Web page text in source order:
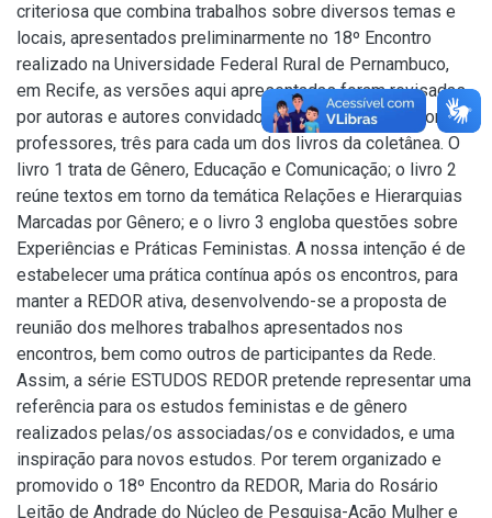
criteriosa que combina trabalhos sobre diversos temas e
locais, apresentados preliminarmente no 18º Encontro
realizado na Universidade Federal Rural de Pernambuco,
em Recife, as versões aqui apresentadas foram revisadas
por autoras e autores convidados e por nove professoras e
professores, três para cada um dos livros da coletânea. O
livro 1 trata de Gênero, Educação e Comunicação; o livro 2
reúne textos em torno da temática Relações e Hierarquias
Marcadas por Gênero; e o livro 3 engloba questões sobre
Experiências e Práticas Feministas. A nossa intenção é de
estabelecer uma prática contínua após os encontros, para
manter a REDOR ativa, desenvolvendo-se a proposta de
reunião dos melhores trabalhos apresentados nos
encontros, bem como outros de participantes da Rede.
Assim, a série ESTUDOS REDOR pretende representar uma
referência para os estudos feministas e de gênero
realizados pelas/os associadas/os e convidados, e uma
inspiração para novos estudos. Por terem organizado e
promovido o 18º Encontro da REDOR, Maria do Rosário
Leitão de Andrade do Núcleo de Pesquisa-Ação Mulher e